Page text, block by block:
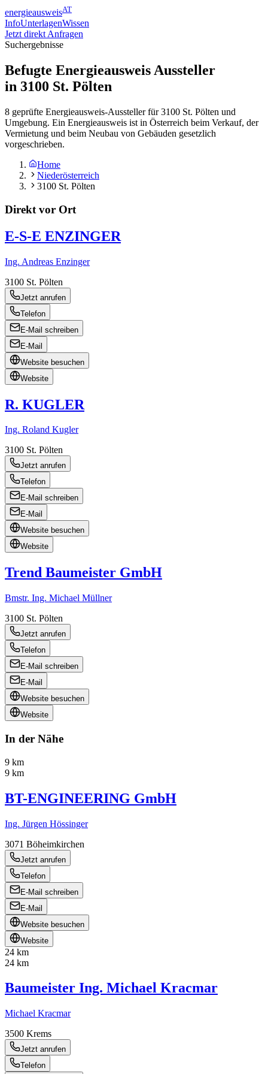
energieausweisAT
InfoUnterlagenWissen
Jetzt direkt Anfragen
Suchergebnisse
Befugte Energieausweis Aussteller
in 3100 St. Pölten
8 geprüfte Energieausweis-Aussteller für 3100 St. Pölten und
Umgebung. Ein Energieausweis ist in Österreich beim Verkauf, der
Vermietung und beim Neubau von Gebäuden gesetzlich
vorgeschrieben.
Home
Niederösterreich
3100 St. Pölten
Direkt vor Ort
E-S-E ENZINGER
Ing. Andreas Enzinger
3100 St. Pölten
Jetzt anrufen
Telefon
E-Mail schreiben
E-Mail
Website besuchen
Website
R. KUGLER
Ing. Roland Kugler
3100 St. Pölten
Jetzt anrufen
Telefon
E-Mail schreiben
E-Mail
Website besuchen
Website
Trend Baumeister GmbH
Bmstr. Ing. Michael Müllner
3100 St. Pölten
Jetzt anrufen
Telefon
E-Mail schreiben
E-Mail
Website besuchen
Website
In der Nähe
9 km
9 km
BT-ENGINEERING GmbH
Ing. Jürgen Hössinger
3071 Böheimkirchen
Jetzt anrufen
Telefon
E-Mail schreiben
E-Mail
Website besuchen
Website
24 km
24 km
Baumeister Ing. Michael Kracmar
Michael Kracmar
3500 Krems
Jetzt anrufen
Telefon